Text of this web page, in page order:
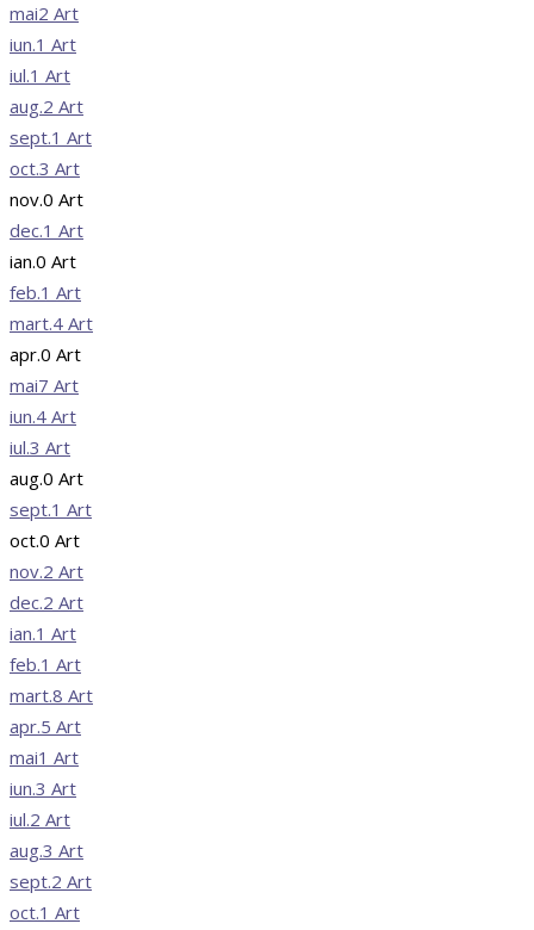
mai2 Art
iun.1 Art
iul.1 Art
aug.2 Art
sept.1 Art
oct.3 Art
nov.0 Art
dec.1 Art
ian.0 Art
feb.1 Art
mart.4 Art
apr.0 Art
mai7 Art
iun.4 Art
iul.3 Art
aug.0 Art
sept.1 Art
oct.0 Art
nov.2 Art
dec.2 Art
ian.1 Art
feb.1 Art
mart.8 Art
apr.5 Art
mai1 Art
iun.3 Art
iul.2 Art
aug.3 Art
sept.2 Art
oct.1 Art